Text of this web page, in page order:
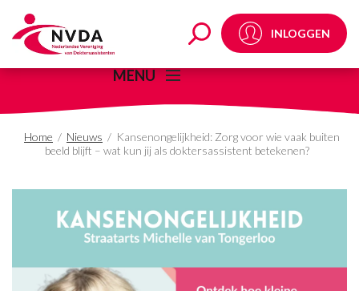
Kansenongelijkheid:
INLOGGEN
MENU
Home / Nieuws / Kansenongelijkheid: Zorg voor wie vaak buiten
beeld blijft – wat kun jij als doktersassistent betekenen?